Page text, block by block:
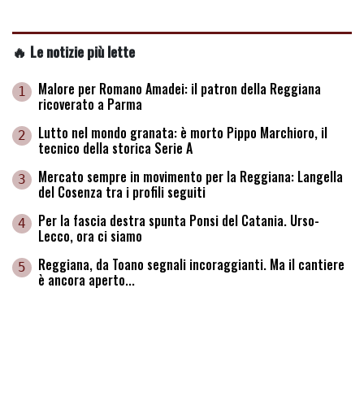
🔥 Le notizie più lette
1 Malore per Romano Amadei: il patron della Reggiana
ricoverato a Parma
2 Lutto nel mondo granata: è morto Pippo Marchioro, il
tecnico della storica Serie A
3 Mercato sempre in movimento per la Reggiana: Langella
del Cosenza tra i profili seguiti
4 Per la fascia destra spunta Ponsi del Catania. Urso-
Lecco, ora ci siamo
5 Reggiana, da Toano segnali incoraggianti. Ma il cantiere
è ancora aperto...